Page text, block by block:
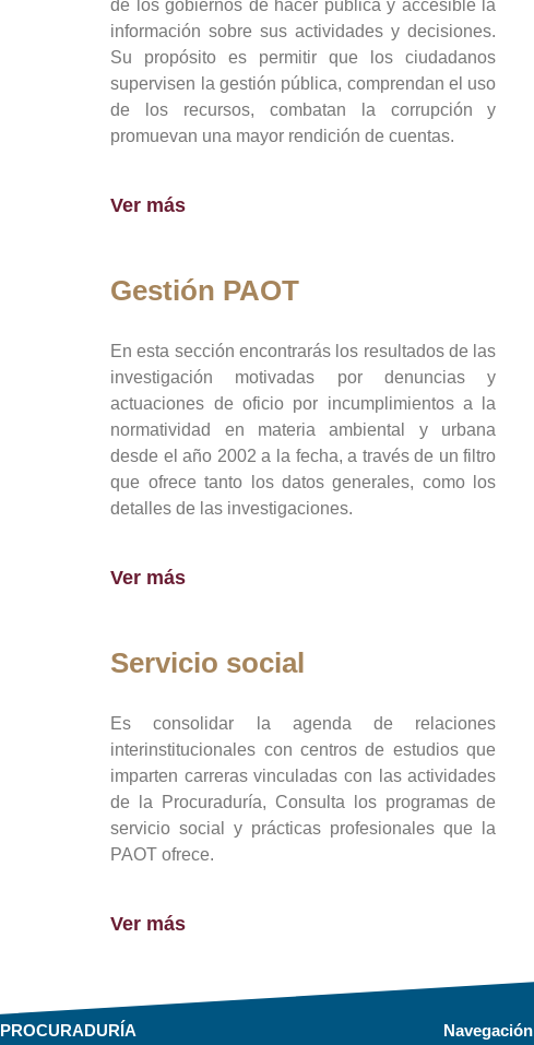
de los gobiernos de hacer pública y accesible la
información sobre sus actividades y decisiones.
Su propósito es permitir que los ciudadanos
supervisen la gestión pública, comprendan el uso
de los recursos, combatan la corrupción y
promuevan una mayor rendición de cuentas.
Ver más
Gestión PAOT
En esta sección encontrarás los resultados de las
investigación motivadas por denuncias y
actuaciones de oficio por incumplimientos a la
normatividad en materia ambiental y urbana
desde el año 2002 a la fecha, a través de un filtro
que ofrece tanto los datos generales, como los
detalles de las investigaciones.
Ver más
Servicio social
Es consolidar la agenda de relaciones
interinstitucionales con centros de estudios que
imparten carreras vinculadas con las actividades
de la Procuraduría, Consulta los programas de
servicio social y prácticas profesionales que la
PAOT ofrece.
Ver más
PROCURADURÍA Navegación